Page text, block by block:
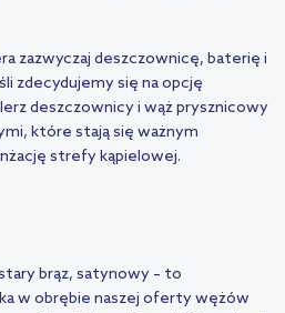
zazwyczaj deszczownicę, baterię i
zdecydujemy się na opcję
deszczownicy i wąż prysznicowy
które stają się ważnym
strefy kąpielowej.
brąz, satynowy – to
w obrębie naszej oferty wężów